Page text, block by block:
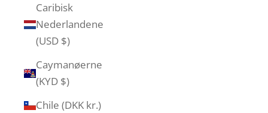
Caribisk
Nederlandene
(USD $)
Caymanøerne
(KYD $)
Chile (DKK kr.)